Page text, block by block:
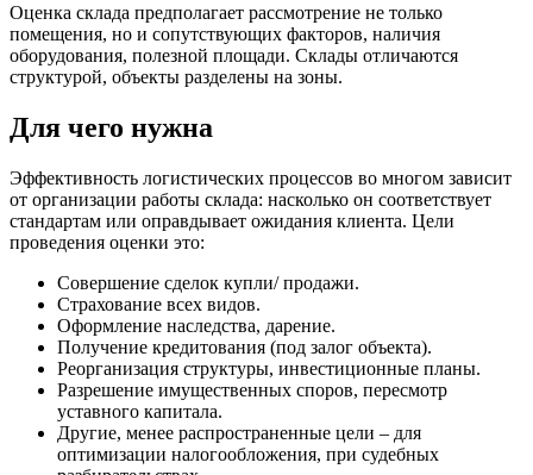
Оценка склада предполагает рассмотрение не только
помещения, но и сопутствующих факторов, наличия
оборудования, полезной площади. Склады отличаются
структурой, объекты разделены на зоны.
Для чего нужна
Эффективность логистических процессов во многом зависит
от организации работы склада: насколько он соответствует
стандартам или оправдывает ожидания клиента. Цели
проведения оценки это:
Совершение сделок купли/ продажи.
Страхование всех видов.
Оформление наследства, дарение.
Получение кредитования (под залог объекта).
Реорганизация структуры, инвестиционные планы.
Разрешение имущественных споров, пересмотр
уставного капитала.
Другие, менее распространенные цели – для
оптимизации налогообложения, при судебных